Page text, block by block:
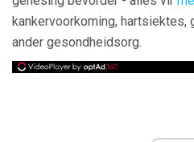
kankervoorkoming,
ander gesondheidsorg.